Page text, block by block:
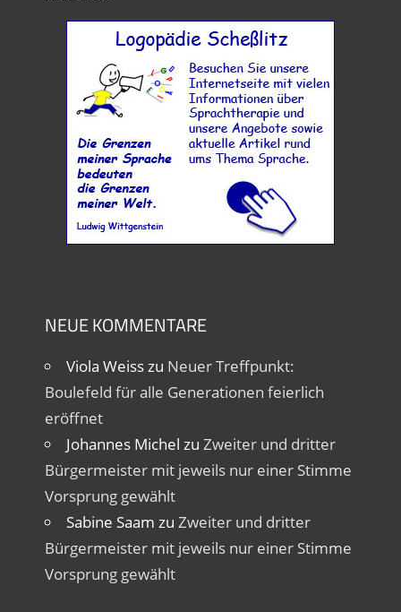
NEUE KOMMENTARE
Viola Weisszu Neuer Treffpunkt:
Boulefeld für alle Generationen feierlich
eröffnet
Johannes Michel zu Zweiter und dritter
Bürgermeister mit jeweils nur einer Stimme
Vorsprung gewählt
Sabine Saam zu Zweiter und dritter
Bürgermeister mit jeweils nur einer Stimme
Vorsprung gewählt